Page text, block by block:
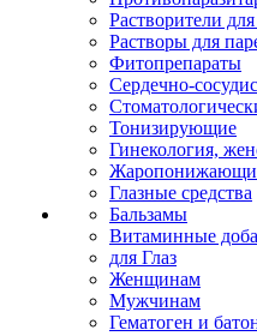
Растворители для
Растворы для
Фитопрепараты
Сердечно-
Тонизирующие
Гинекология,
Глазные средства
Бальзамы
Витаминные
для Глаз
Женщинам
Мужчинам
Гематоген и